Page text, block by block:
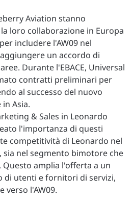
Aviation stanno
loro collaborazione in Europa
includere l'AW09 nel
un accordo di
Durante l'EBACE, Universal
contratti preliminari per
al successo del nuovo
Asia.
& Sales in Leonardo
l'importanza di questi
competitività di Leonardo nel
sia nel segmento bimotore che
amplia l'offerta a un
di utenti e fornitori di servizi,
verso l'AW09.